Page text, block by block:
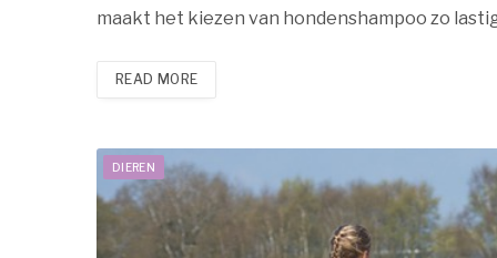
maakt het kiezen van hondenshampoo zo
READ MORE
DIEREN